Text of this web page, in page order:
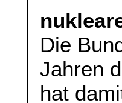
Die
Jahren
hat